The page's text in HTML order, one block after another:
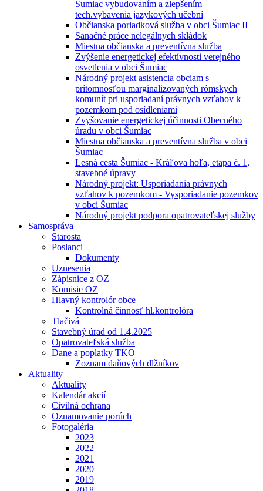
Šumiac vybudovaním a zlepšením
tech.vybavenia jazykových učební
Občianska poriadková služba v obci Šumiac II
Sanačné práce nelegálnych skládok
Miestna občianska a preventívna služba
Zvýšenie energetickej efektívnosti verejného
osvetlenia v obci Šumiac
Národný projekt asistencia obciam s
prítomnosťou marginalizovaných rómskych
komunít pri usporiadaní právnych vzťahov k
pozemkom pod osídleniami
Zvyšovanie energetickej účinnosti Obecného
úradu v obci Šumiac
Miestna občianska a preventívna služba v obci
Šumiac
Lesná cesta Šumiac - Kráľova hoľa, etapa č. 1,
stavebné úpravy
Národný projekt: Usporiadania právnych
vzťahov k pozemkom - Vysporiadanie pozemkov
v obci Šumiac
Národný projekt podpora opatrovateľskej služby
Samospráva
Starosta
Poslanci
Dokumenty
Uznesenia
Zápisnice z OZ
Komisie OZ
Hlavný kontrolór obce
Kontrolná činnosť hl.kontrolóra
Tlačivá
Stavebný úrad od 1.4.2025
Opatrovateľská služba
Dane a poplatky TKO
Zoznam daňových dlžníkov
Aktuality
Aktuality
Kalendár akcií
Civilná ochrana
Oznamovanie porúch
Fotogaléria
2023
2022
2021
2020
2019